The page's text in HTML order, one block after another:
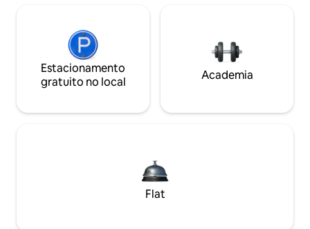
Estacionamento
gratuito no local
Academia
Flat